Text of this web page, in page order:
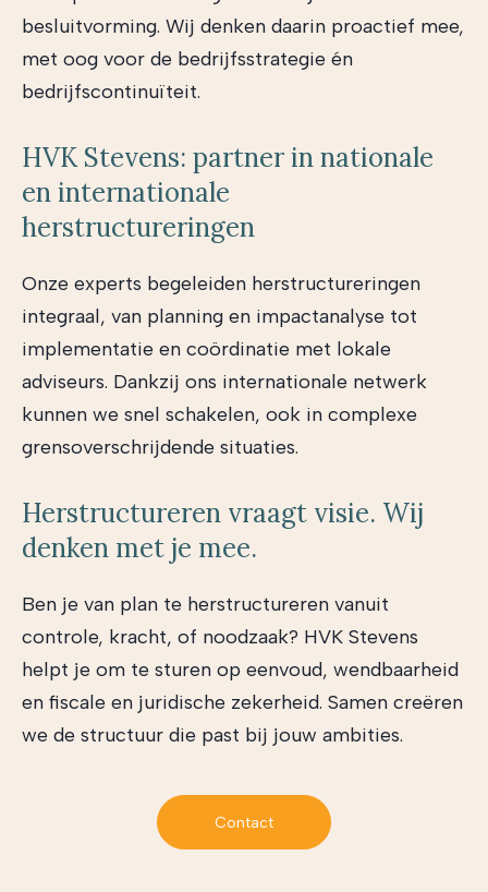
besluitvorming. Wij denken daarin proactief mee,
met oog voor de bedrijfsstrategie én
bedrijfscontinuïteit.
HVK Stevens: partner in nationale
en internationale
herstructureringen
Onze experts begeleiden herstructureringen
integraal, van planning en impactanalyse tot
implementatie en coördinatie met lokale
adviseurs. Dankzij ons internationale netwerk
kunnen we snel schakelen, ook in complexe
grensoverschrijdende situaties.
Herstructureren vraagt visie. Wij
denken met je mee.
Ben je van plan te herstructureren vanuit
controle, kracht, of noodzaak? HVK Stevens
helpt je om te sturen op eenvoud, wendbaarheid
en fiscale en juridische zekerheid. Samen creëren
we de structuur die past bij jouw ambities.
Contact